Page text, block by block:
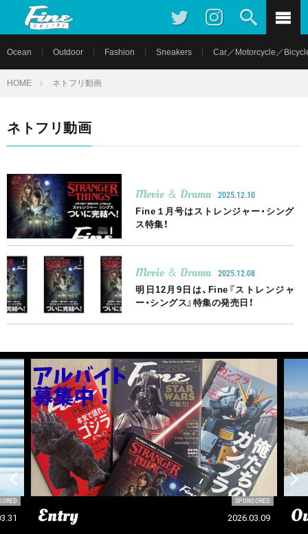
Ocean Outdoor Fashion Sneakers Car／Motorcycle／
HOME ネトフリ動画
ネトフリ動画
Movie ＆ Drama 2025.12.10
Fine１月号はストレンジャー・シング
ス特集！
Movie ＆ Drama 2025.12.08
明日12月9日は、Fine『ストレンジャ
ー・シングス』特集の発売日！
SPONSORED
Entry 2026.03.09